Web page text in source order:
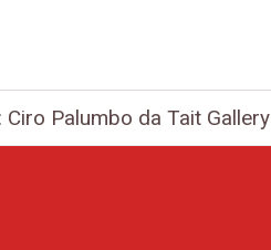
Palumbo da Tait Gallery